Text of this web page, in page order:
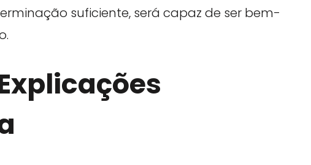
suficiente, será capaz de ser bem-